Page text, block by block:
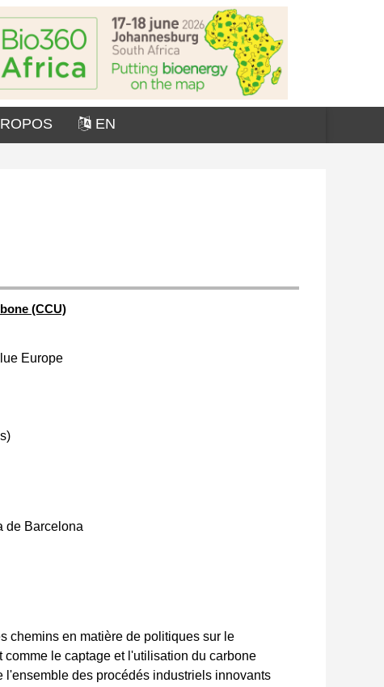
EN
(CCU)
Europe
de Barcelona
chemins en matière de politiques sur le
comme le captage et l'utilisation du carbone
l'ensemble des procédés industriels innovants